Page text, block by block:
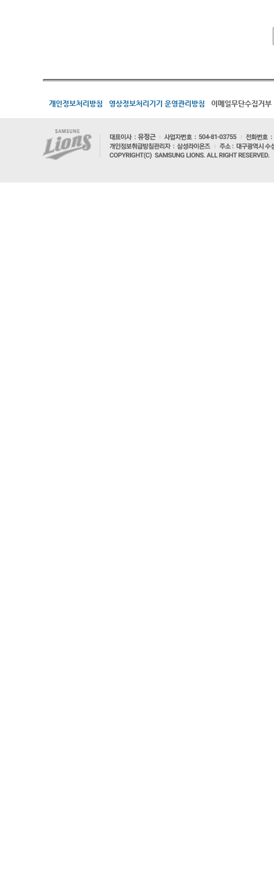
개인정보처리방침 영상정보처리기기 운영관리방침 이메일무단수집거부